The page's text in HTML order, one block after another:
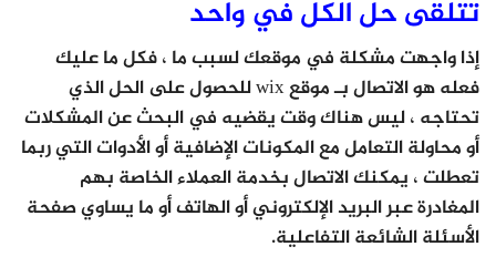
تتلقى حل الكل في واحد
إذا واجهت مشكلة في موقعك لسبب ما ، فكل ما عليك
فعله هو الاتصال بـ موقع wix للحصول على الحل الذي
تحتاجه ، ليس هناك وقت يقضيه في البحث عن المشكلات
أو محاولة التعامل مع المكونات الإضافية أو الأدوات التي ربما
تعطلت ، يمكنك الاتصال بخدمة العملاء الخاصة بهم
المغادرة عبر البريد الإلكتروني أو الهاتف أو ما يساوي صفحة
الأسئلة الشائعة التفاعلية.